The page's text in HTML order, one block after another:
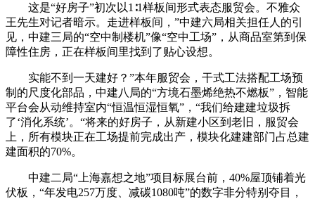
这是“好房子”初次以1∶1样板间形式表态服贸会。不雅众
王先生对记者暗示。走进样板间，”中建六局相关担任人的引
见，中建三局的“空中制楼机”像“空中工场”，从商品室第到保
障性住房，正在样板间里找到了贴心设想。
实能不到一天建好？”本年服贸会，干式工法搭配工场预
制的尺度化部品，中建八局的“方境石墨烯绝热不燃板”，智能
平台会从动维持室内“恒温恒湿恒氧”，“我们给建建垃圾拆
了‘消化系统’。“将来的好房子，从新建小区到老旧，服贸会
上，所有模块正在工场提前完成出产，模块化建建部门占总建
建面积的70%。
中建二局“上海嘉想之地”项目标展台前，40%屋顶铺着光
伏板，“年发电257万度、减碳1080吨”的数字非分特别夺目，